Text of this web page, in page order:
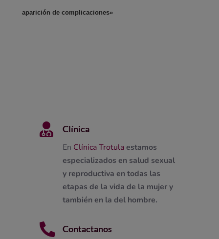
aparición de complicaciones»

Clínica
En Clínica Trotulaestamos
especializados en salud sexual
y reproductiva en todas las
etapas de la vida de la mujer y
también en la del hombre.

Contactanos